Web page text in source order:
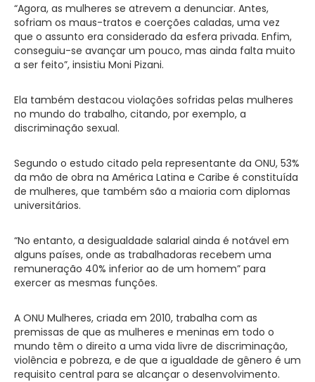
“Agora, as mulheres se atrevem a denunciar. Antes,
sofriam os maus-tratos e coerções caladas, uma vez
que o assunto era considerado da esfera privada. Enfim,
conseguiu-se avançar um pouco, mas ainda falta muito
a ser feito”, insistiu Moni Pizani.
Ela também destacou violações sofridas pelas mulheres
no mundo do trabalho, citando, por exemplo, a
discriminação sexual.
Segundo o estudo citado pela representante da ONU, 53%
da mão de obra na América Latina e Caribe é constituída
de mulheres, que também são a maioria com diplomas
universitários.
“No entanto, a desigualdade salarial ainda é notável em
alguns países, onde as trabalhadoras recebem uma
remuneração 40% inferior ao de um homem” para
exercer as mesmas funções.
A ONU Mulheres, criada em 2010, trabalha com as
premissas de que as mulheres e meninas em todo o
mundo têm o direito a uma vida livre de discriminação,
violência e pobreza, e de que a igualdade de gênero é um
requisito central para se alcançar o desenvolvimento.